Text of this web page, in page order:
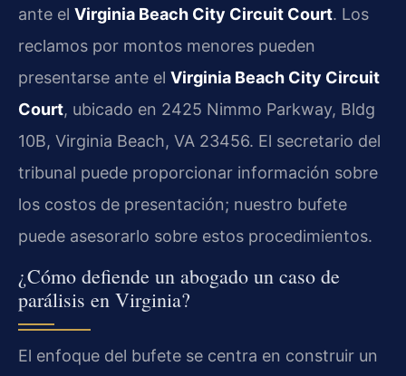
ante el Virginia Beach City Circuit Court. Los
reclamos por montos menores pueden
presentarse ante el Virginia Beach City Circuit
Court, ubicado en 2425 Nimmo Parkway, Bldg
10B, Virginia Beach, VA 23456. El secretario del
tribunal puede proporcionar información sobre
los costos de presentación; nuestro bufete
puede asesorarlo sobre estos procedimientos.
¿Cómo defiende un abogado un caso de
parálisis en Virginia?
El enfoque del bufete se centra en construir un